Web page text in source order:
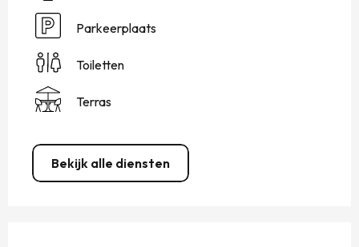
Parkeerplaats
Toiletten
Terras
Bekijk alle diensten